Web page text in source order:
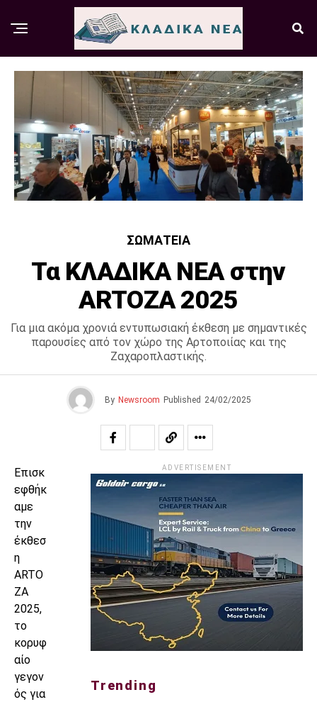
ΣΩΜΑΤΕΊΑ
Τα ΚΛΑΔΙΚΑ ΝΕΑ στην
ARTOZA 2025
Για μια ακόμα χρονιά εντυπωσιακή έκθεση με σημαντικές
παρουσίες από τον χώρο της Αρτοποιίας και της
Ζαχαροπλαστικής.
By Newsroom Published 24/02/2025
Επισκ
εφθήκ
αμε
την
έκθεσ
η
ARTO
ZA
2025,
το
κορυφ
αίο
γεγον
ός για
ADVERTISEMENT
Trending